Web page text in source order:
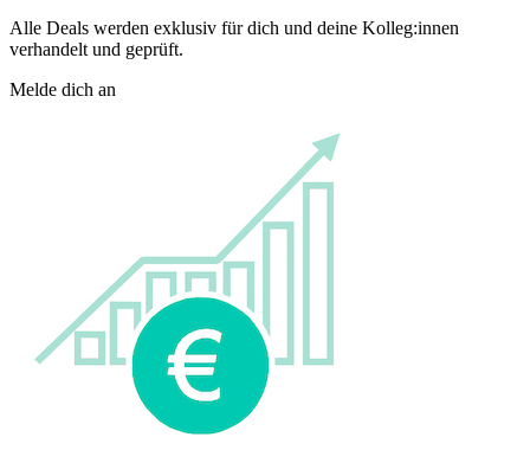
Alle Deals werden exklusiv für dich und deine Kolleg:innen
verhandelt und geprüft.
Melde dich an